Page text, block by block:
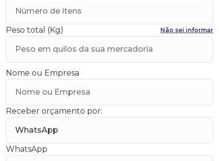
Peso total (Kg) Não sei informar
Nome ou Empresa
Receber orçamento por:
WhatsApp